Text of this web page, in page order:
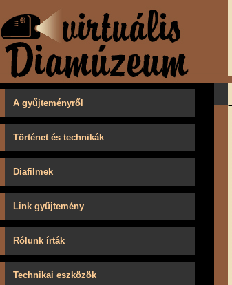
A gyűjteményről
Történet és technikák
Diafilmek
Link gyűjtemény
Rólunk írták
Technikai eszközök